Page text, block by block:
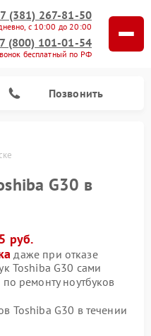
(381) 267-81-50
с 10:00 до 20:00
(800) 101-01-54
бесплатный по РФ
Позвонить
G30 в
руб.
даже при отказе
Toshiba G30 сами
ремонту ноутбуков
Toshiba G30 в течении